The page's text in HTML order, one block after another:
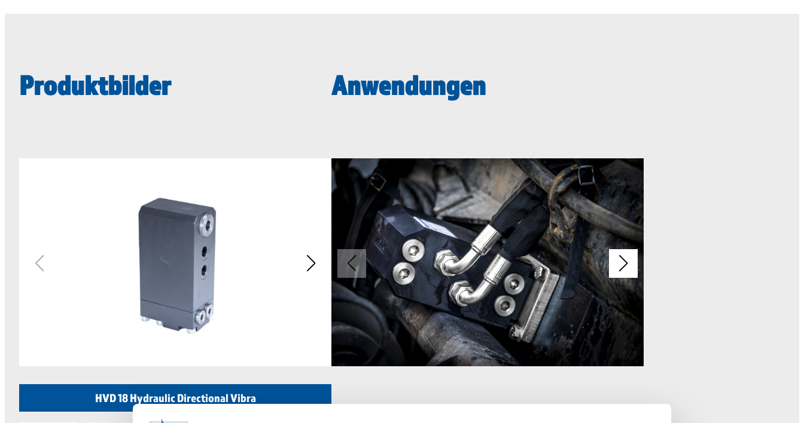
Produktbilder
HVD 18 Hydraulic Directional Vibra
Anwendungen